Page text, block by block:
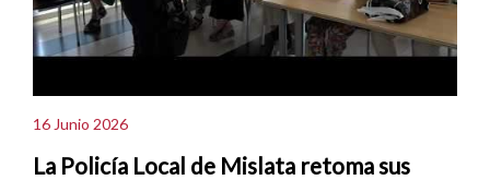
16 Junio 2026
La Policía Local de Mislata retoma sus